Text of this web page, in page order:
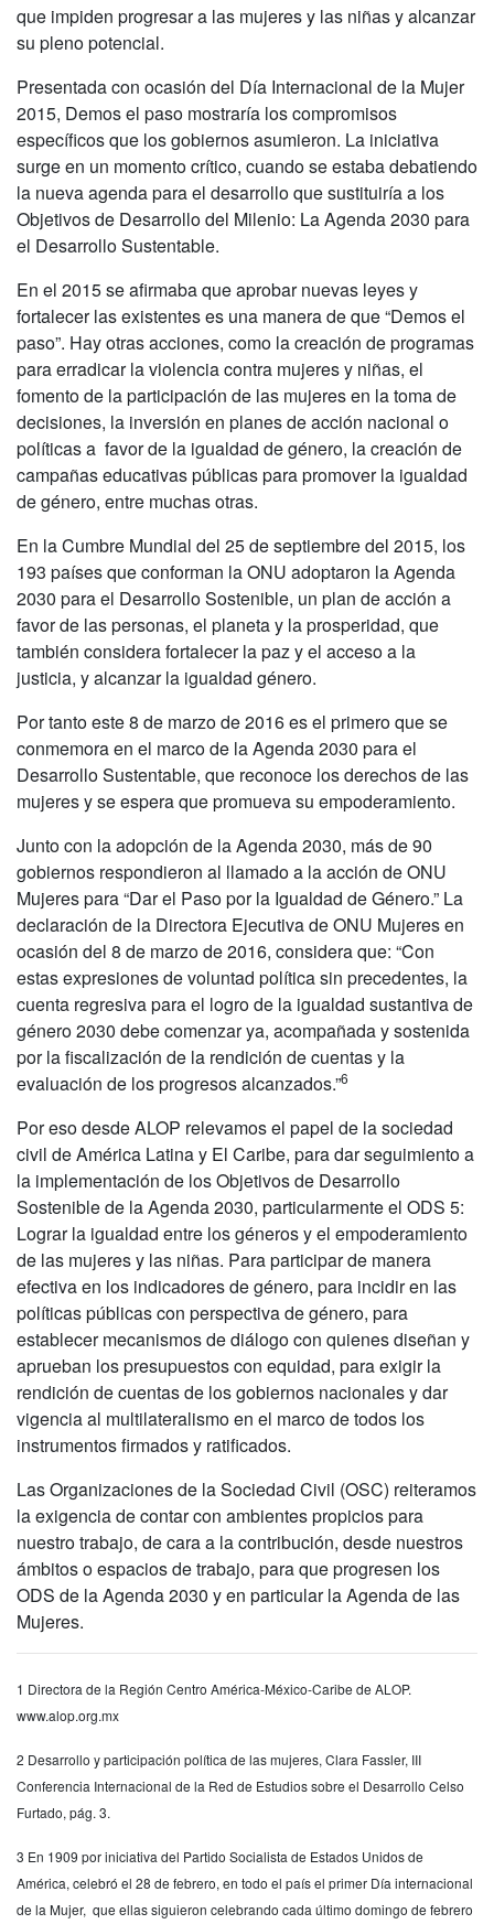
que impiden progresar a las mujeres y las niñas y alcanzar
su pleno potencial.
Presentada con ocasión del Día Internacional de la Mujer
2015, Demos el paso mostraría los compromisos
específicos que los gobiernos asumieron. La iniciativa
surge en un momento crítico, cuando se estaba debatiendo
la nueva agenda para el desarrollo que sustituiría a los
Objetivos de Desarrollo del Milenio: La Agenda 2030 para
el Desarrollo Sustentable.
En el 2015 se afirmaba que aprobar nuevas leyes y
fortalecer las existentes es una manera de que “Demos el
paso”. Hay otras acciones, como la creación de programas
para erradicar la violencia contra mujeres y niñas, el
fomento de la participación de las mujeres en la toma de
decisiones, la inversión en planes de acción nacional o
políticas a favor de la igualdad de género, la creación de
campañas educativas públicas para promover la igualdad
de género, entre muchas otras.
En la Cumbre Mundial del 25 de septiembre del 2015, los
193 países que conforman la ONU adoptaron la Agenda
2030 para el Desarrollo Sostenible, un plan de acción a
favor de las personas, el planeta y la prosperidad, que
también considera fortalecer la paz y el acceso a la
justicia, y alcanzar la igualdad género.
Por tanto este 8 de marzo de 2016 es el primero que se
conmemora en el marco de la Agenda 2030 para el
Desarrollo Sustentable, que reconoce los derechos de las
mujeres y se espera que promueva su empoderamiento.
Junto con la adopción de la Agenda 2030, más de 90
gobiernos respondieron al llamado a la acción de ONU
Mujeres para “Dar el Paso por la Igualdad de Género.” La
declaración de la Directora Ejecutiva de ONU Mujeres en
ocasión del 8 de marzo de 2016, considera que: “Con
estas expresiones de voluntad política sin precedentes, la
cuenta regresiva para el logro de la igualdad sustantiva de
género 2030 debe comenzar ya, acompañada y sostenida
por la fiscalización de la rendición de cuentas y la
evaluación de los progresos alcanzados.”6
Por eso desde ALOP relevamos el papel de la sociedad
civil de América Latina y El Caribe, para dar seguimiento a
la implementación de los Objetivos de Desarrollo
Sostenible de la Agenda 2030, particularmente el ODS 5:
Lograr la igualdad entre los géneros y el empoderamiento
de las mujeres y las niñas. Para participar de manera
efectiva en los indicadores de género, para incidir en las
políticas públicas con perspectiva de género, para
establecer mecanismos de diálogo con quienes diseñan y
aprueban los presupuestos con equidad, para exigir la
rendición de cuentas de los gobiernos nacionales y dar
vigencia al multilateralismo en el marco de todos los
instrumentos firmados y ratificados.
Las Organizaciones de la Sociedad Civil (OSC) reiteramos
la exigencia de contar con ambientes propicios para
nuestro trabajo, de cara a la contribución, desde nuestros
ámbitos o espacios de trabajo, para que progresen los
ODS de la Agenda 2030 y en particular la Agenda de las
Mujeres.
1 Directora de la Región Centro América‐México‐Caribe de ALOP.
www.alop.org.mx
2 Desarrollo y participación política de las mujeres, Clara Fassler, III
Conferencia Internacional de la Red de Estudios sobre el Desarrollo Celso
Furtado, pág. 3.
3 En 1909 por iniciativa del Partido Socialista de Estados Unidos de
América, celebró el 28 de febrero, en todo el país el primer Día internacional
de la Mujer, que ellas siguieron celebrando cada último domingo de febrero